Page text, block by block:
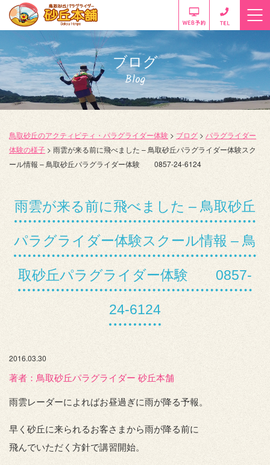
ブログ
Blog
鳥取砂丘のアクティビティ・パラグライダー体験 > ブログ > パラグライダー
体験の様子 > 雨雲が来る前に飛べました – 鳥取砂丘パラグライダー体験スク
ール情報 – 鳥取砂丘パラグライダー体験 0857-24-6124
雨雲が来る前に飛べました – 鳥取砂丘
パラグライダー体験スクール情報 – 鳥
取砂丘パラグライダー体験 0857-
24-6124
2016.03.30
著者：️鳥取砂丘パラグライダー 砂丘本舗
雨雲レーダーによればお昼過ぎに雨が降る予報。
早く砂丘に来られるお客さまから雨が降る前に
飛んでいただく方針で講習開始。